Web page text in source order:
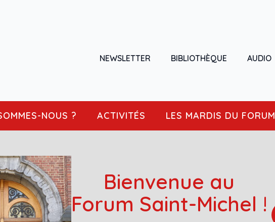
NEWSLETTER BIBLIOTHÈQUE AUDIO
NOUS ? ACTIVITÉS LES MARDIS DU FORUM
Bienvenue au
Forum Saint-Michel !